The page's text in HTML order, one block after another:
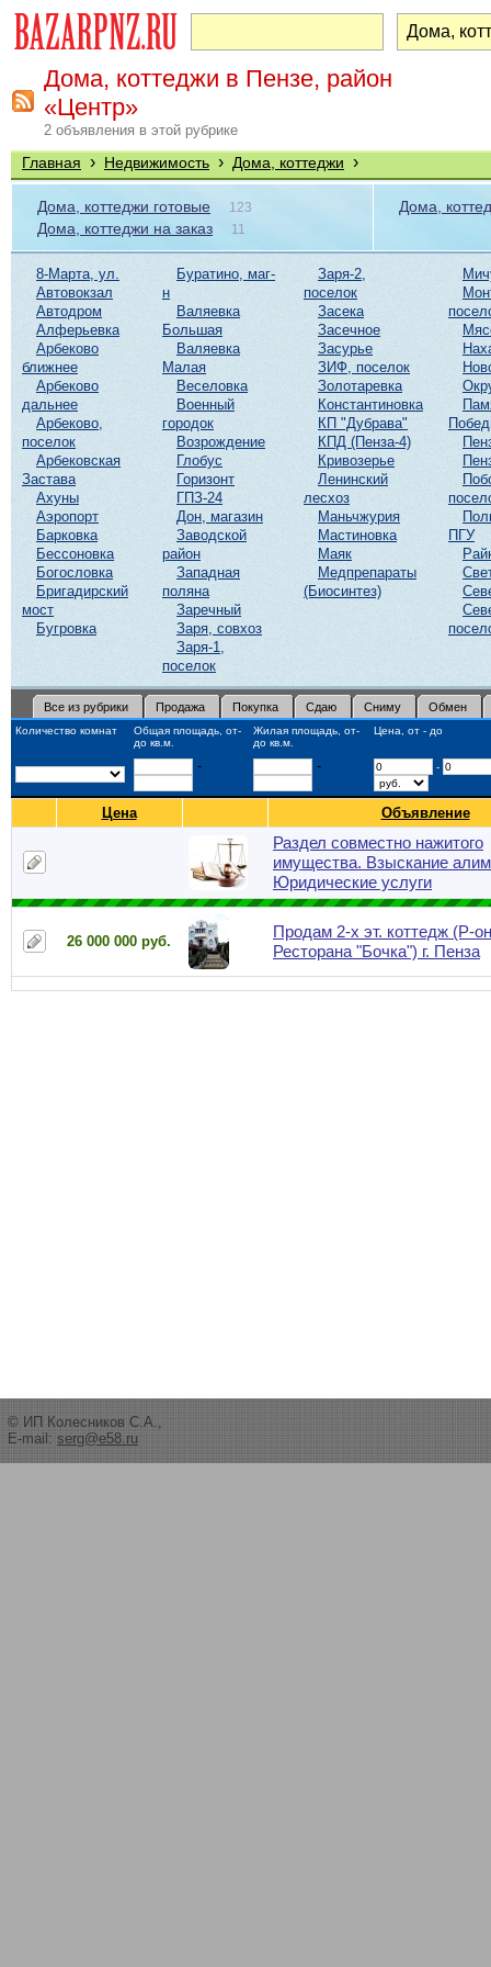
Дома, коттеджи в Пензе, район
«Центр»
2 объявления в этой рубрике
Главная › Недвижимость › Дома, коттеджи ›
Дома, коттеджи готовые 123
Дома, коттеджи на заказ 11
Дома,
8-Марта, ул.
Автовокзал
Автодром
Алферьевка
Арбеково
ближнее
Арбеково
дальнее
Арбеково,
поселок
Арбековская
Застава
Ахуны
Аэропорт
Барковка
Бессоновка
Богословка
Бригадирский
мост
Бугровка
Буратино, маг-
н
Валяевка
Большая
Валяевка
Малая
Веселовка
Военный
городок
Возрождение
Глобус
Горизонт
ГПЗ-24
Дон, магазин
Заводской
район
Западная
поляна
Заречный
Заря, совхоз
Заря-1,
поселок
Заря-2,
поселок
Засека
Засечное
Засурье
ЗИФ, поселок
Золотаревка
Константиновка
КП "Дубрава"
КПД (Пенза-4)
Кривозерье
Ленинский
лесхоз
Маньчжурия
Мастиновка
Маяк
Медпрепараты
(Биосинтез)
ПГУ
Все из рубрики Продажа Покупка Сдаю Сниму Обмен
Количество комнат
Общая площадь, от-
до кв.м.
Жилая площадь, от-
до кв.м.
Цена, от - до
- - -
Цена Объявление
Раздел совместно нажитого
имущества. Взыскание
Юридические услуги
26 000 000 руб.
Продам 2-х эт. коттедж (Р-он
Ресторана "Бочка") г. Пенза
© ИП Колесников С.А.,
E-mail: serg@e58.ru